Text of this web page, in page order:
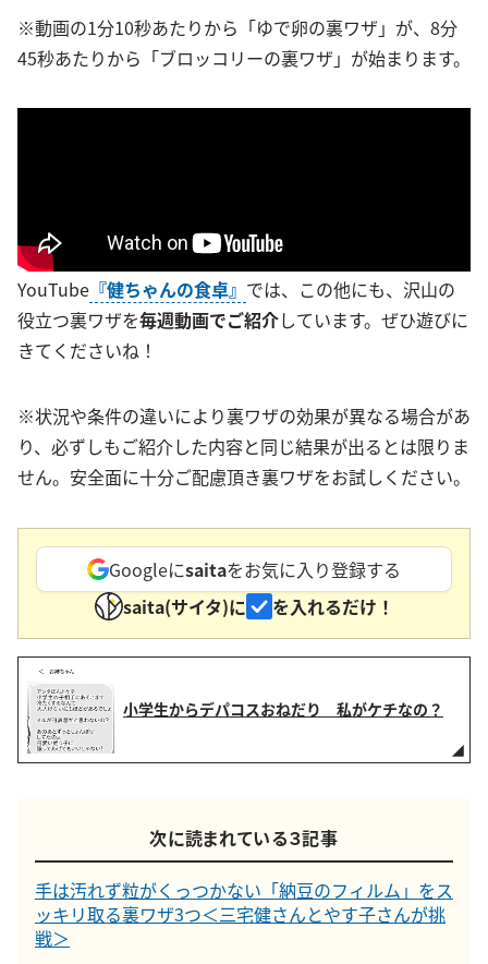
※動画の1分10秒あたりから「ゆで卵の裏ワザ」が、8分
45秒あたりから「ブロッコリーの裏ワザ」が始まります。
YouTube 『健ちゃんの食卓』 では、この他にも、沢山の
役立つ裏ワザを毎週動画でご紹介しています。ぜひ遊びに
きてくださいね！
※状況や条件の違いにより裏ワザの効果が異なる場合があ
り、必ずしもご紹介した内容と同じ結果が出るとは限りま
せん。安全面に十分ご配慮頂き裏ワザをお試しください。
Googleにsaitaをお気に入り登録する
saita(サイタ)に
を入れるだけ！
小学生からデパコスおねだり 私がケチなの？
次に読まれている３記事
手は汚れず粒がくっつかない「納豆のフィルム」をス
ッキリ取る裏ワザ3つ＜三宅健さんとやす子さんが挑
戦＞